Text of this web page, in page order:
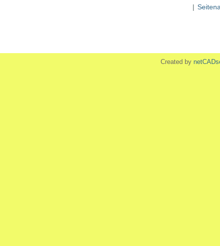
|
Created by